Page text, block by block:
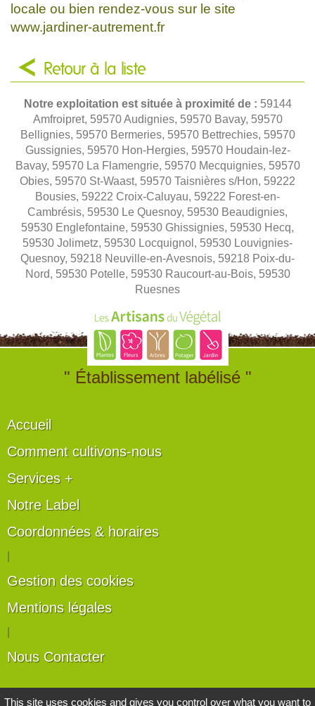
locale ou bien rendez-vous sur le site
www.jardiner-autrement.fr
Retour à la liste
Notre exploitation est située à proximité de : 59144
Amfroipret, 59570 Audignies, 59570 Bavay, 59570
Bellignies, 59570 Bermeries, 59570 Bettrechies, 59570
Gussignies, 59570 Hon-Hergies, 59570 Houdain-lez-
Bavay, 59570 La Flamengrie, 59570 Mecquignies, 59570
Obies, 59570 St-Waast, 59570 Taisnières s/Hon, 59222
Bousies, 59222 Croix-Caluyau, 59222 Forest-en-
Cambrésis, 59530 Le Quesnoy, 59530 Beaudignies,
59530 Englefontaine, 59530 Ghissignies, 59530 Hecq,
59530 Jolimetz, 59530 Locquignol, 59530 Louvignies-
Quesnoy, 59218 Neuville-en-Avesnois, 59218 Poix-du-
Nord, 59530 Potelle, 59530 Raucourt-au-Bois, 59530
Ruesnes
" Établissement labélisé "
Accueil
Comment cultivons-nous
Services +
Notre Label
Coordonnées & horaires
Gestion des cookies
Mentions légales
Nous Contacter
Les artisans du végétal
This site uses cookies and gives you control over what you want to